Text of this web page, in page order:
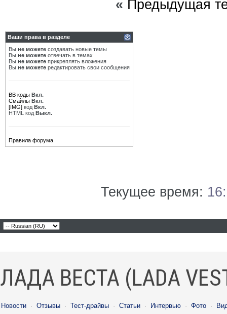
« Предыдущая
Ваши права в разделе
Вы не можете создавать новые темы
Вы не можете отвечать в темах
Вы не можете прикреплять вложения
Вы не можете редактировать свои сообщения
BB коды Вкл.
Смайлы Вкл.
[IMG] код Вкл.
HTML код Выкл.
Правила форума
Текущее время:
ЛАДА ВЕСТА (LADA
Новости · Отзывы · Тест-драйвы · Статьи · Интервью · Фото ·